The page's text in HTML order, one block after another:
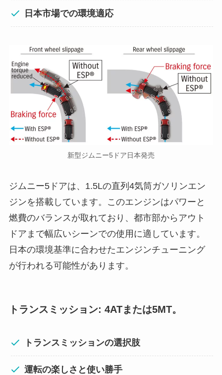
日本市場での環境適応
新型ジムニー5ドア日本発売
ジムニー5ドアは、1.5Lの直列4気筒ガソリンエン
ジンを搭載しています。このエンジンはパワーと
燃費のバランスが取れており、都市部からアウト
ドアまで幅広いシーンでの使用に適しています。
日本の環境基準に合わせたエンジンチューニング
が行われる可能性があります。
トランスミッション: 4ATまたは5MT。
トランスミッションの選択肢
運転の楽しさと使い勝手